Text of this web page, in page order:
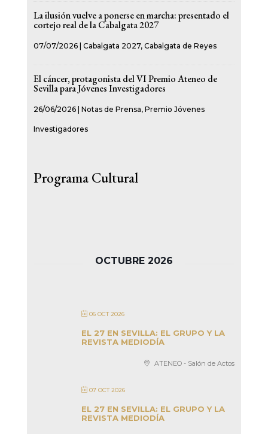
La ilusión vuelve a ponerse en marcha: presentado el
cortejo real de la Cabalgata 2027
07/07/2026| Cabalgata 2027, Cabalgata de Reyes
El cáncer, protagonista del VI Premio Ateneo de
Sevilla para Jóvenes Investigadores
26/06/2026| Notas de Prensa, Premio Jóvenes
Investigadores
Programa Cultural
OCTUBRE 2026
06 OCT 2026
EL 27 EN SEVILLA: EL GRUPO Y LA
REVISTA MEDIODÍA
ATENEO - Salón de Actos
07 OCT 2026
EL 27 EN SEVILLA: EL GRUPO Y LA
REVISTA MEDIODÍA